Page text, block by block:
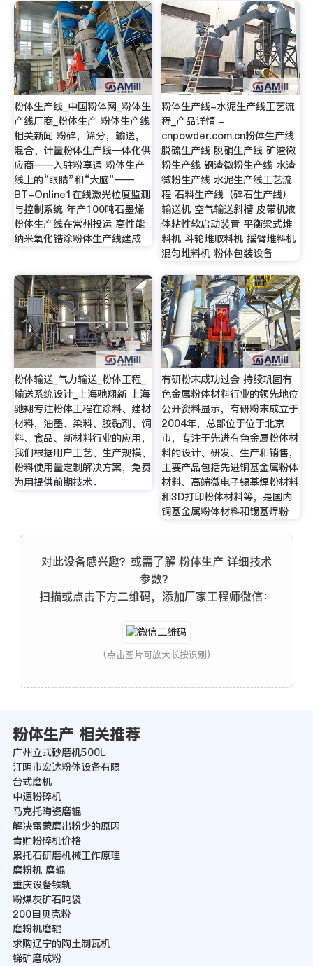
粉体生产线_中国粉体网_粉体生
产线厂商_粉体生产 粉体生产线
相关新闻 粉碎，筛分，输送，
混合、计量粉体生产线一体化供
应商——入驻粉享通 粉体生产
线上的“眼睛”和“大脑”——
BT-Online1在线激光粒度监测
与控制系统 年产100吨石墨烯
粉体生产线在常州投运 高性能
纳米氧化锆涂粉体生产线建成
粉体生产线-水泥生产线工艺流
程_产品详情 -
cnpowder.com.cn粉体生产线
脱硫生产线 脱硝生产线 矿渣微
粉生产线 钢渣微粉生产线 水渣
微粉生产线 水泥生产线工艺流
程 石料生产线（碎石生产线）
输送机 空气输送斜槽 皮带机液
体粘性软启动装置 平衡梁式堆
料机 斗轮堆取料机 摇臂堆料机
混匀堆料机 粉体包装设备
粉体输送_气力输送_粉体工程_
输送系统设计_上海驰翔新 上海
驰翔专注粉体工程在涂料、建材
材料，油墨、染料、胶黏剂、饲
料、食品、新材料行业的应用，
我们根据用户工艺、生产规模、
粉料使用量定制解决方案，免费
为用提供前期技术。
有研粉末成功过会 持续巩固有
色金属粉体材料行业的领先地位
公开资料显示，有研粉末成立于
2004年，总部位于位于北京
市，专注于先进有色金属粉体材
料的设计、研发、生产和销售，
主要产品包括先进铜基金属粉体
材料、高端微电子锡基焊粉材料
和3D打印粉体材料等，是国内
铜基金属粉体材料和锡基焊粉
对此设备感兴趣？或需了解 粉体生产 详细技术
参数？
扫描或点击下方二维码，添加厂家工程师微信：
(点击图片可放大长按识别)
粉体生产 相关推荐
广州立式砂磨机500L
江阴市宏达粉体设备有限
台式磨机
中速粉碎机
马克托陶瓷磨辊
解决雷蒙磨出粉少的原因
青贮粉碎机价格
累托石研磨机械工作原理
磨粉机 磨辊
重庆设备铁轨
粉煤灰矿石吨袋
200目贝壳粉
磨粉机磨辊
求购辽宁的陶土制瓦机
锑矿磨成粉